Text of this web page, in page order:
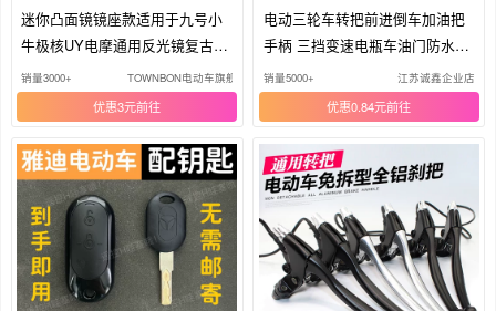
迷你凸面镜镜座款适用于九号小
牛极核UY电摩通用反光镜复古后
视镜
销量3000+ TOWNBON电动车旗舰店
优惠3元
电动三轮车转把前进倒车加油把
手柄 三挡变速电瓶车油门防水通
用
销量5000+ 江苏诚鑫企业店
优惠0.84元